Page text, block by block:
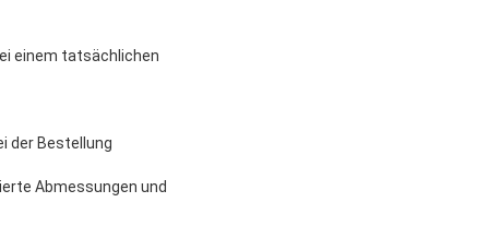
einem tatsächlichen
der Bestellung
Abmessungen und